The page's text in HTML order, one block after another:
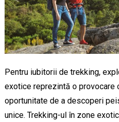
Pentru iubitorii de trekking,
exotice reprezintă o provocare
oportunitate de a descoperi
unice. Trekking-ul în zone